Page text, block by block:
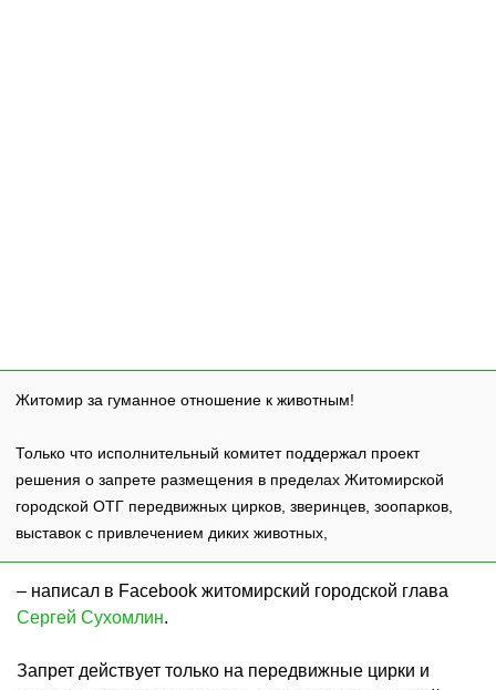
Житомир за гуманное отношение к животным!
Только что исполнительный комитет поддержал проект
решения о запрете размещения в пределах Житомирской
городской ОТГ передвижных цирков, зверинцев, зоопарков,
выставок с привлечением диких животных,
– написал в Facebook житомирский городской глава
Сергей Сухомлин.
Запрет действует только на передвижные цирки и